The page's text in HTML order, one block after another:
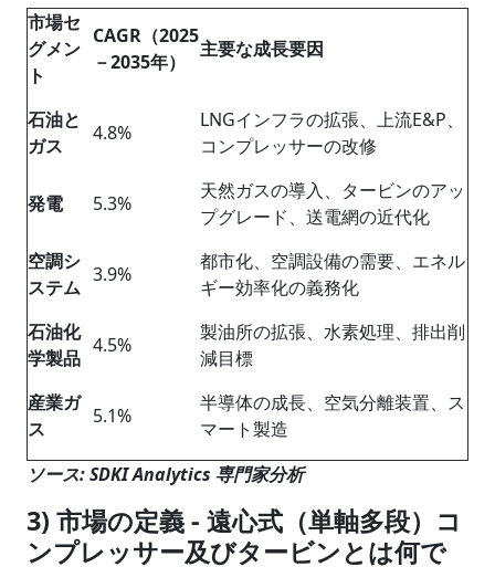
市場セ
グメン
ト
CAGR（2025
－2035年）
主要な成長要因
石油と
ガス
4.8%
LNGインフラの拡張、上流E&P、
コンプレッサーの改修
発電 5.3%
天然ガスの導入、タービンのアッ
プグレード、送電網の近代化
空調シ
ステム
3.9%
都市化、空調設備の需要、エネル
ギー効率化の義務化
石油化
学製品
4.5%
製油所の拡張、水素処理、排出削
減目標
産業ガ
ス
5.1%
半導体の成長、空気分離装置、ス
マート製造
ソース: SDKI Analytics 専門家分析
3) 市場の定義- 遠心式（単軸多段）コ
ンプレッサー及びタービンとは何で